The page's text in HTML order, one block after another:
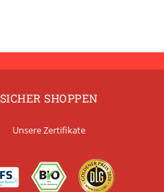
SICHER SHOPPEN
Unsere Zertifikate